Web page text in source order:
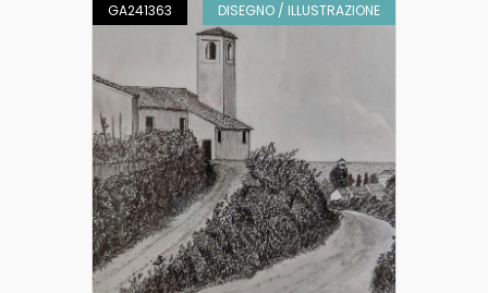
GA241363 DISEGNO / ILLUSTRAZIONE